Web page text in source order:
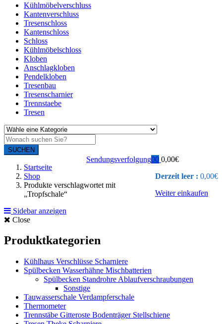
Kühlmöbelverschluss
Kantenverschluss
Tresenschloss
Kantenschloss
Schloss
Kühlmöbelschloss
Kloben
Anschlagkloben
Pendelkloben
Tresenbau
Tresenscharnier
Trennstaebe
Tresen
SUCHEN
0 0,00€
Derzeit leer : 0,00€
Weiter einkaufen
0
Sendungsverfolgung
Startseite
Shop
Produkte verschlagwortet mit
„Tropfschale“
Sidebar anzeigen
Close
Produktkategorien
Kühlhaus Verschlüsse Scharniere
Spülbecken Wasserhähne Mischbatterien
Spülbecken Standrohre Ablaufverschraubungen
Sonstige
Tauwasserschale Verdampferschale
Thermometer
Trennstäbe Gitteroste Bodenträger Stellschiene